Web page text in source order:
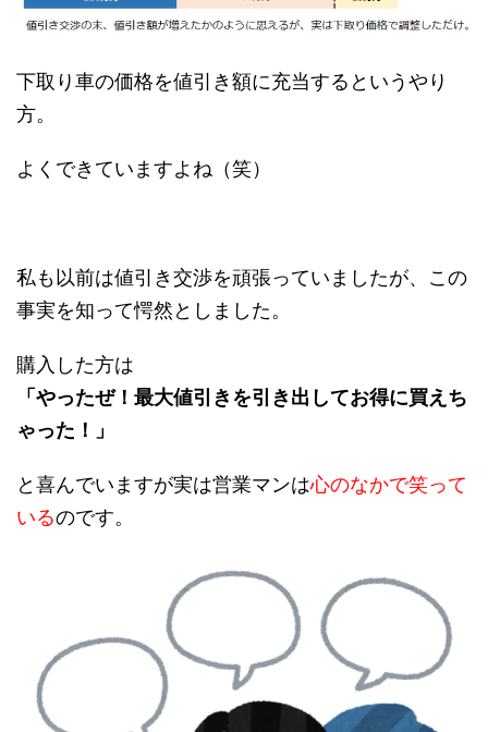
下取り車の価格を値引き額に充当するというやり
方。
よくできていますよね（笑）
私も以前は値引き交渉を頑張っていましたが、この
事実を知って愕然としました。
購入した方は
「やったぜ！最大値引きを引き出してお得に買えち
ゃった！」
と喜んでいますが実は営業マンは心のなかで笑って
いるのです。